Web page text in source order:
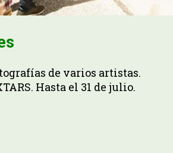
de varios artistas.
Hasta el 31 de julio.